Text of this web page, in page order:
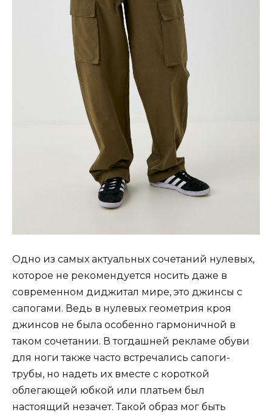
Одно из самых актуальных сочетаний нулевых,
которое не рекомендуется носить даже в
современном диджитал мире, это джинсы с
сапогами. Ведь в нулевых геометрия кроя
джинсов не была особенно гармоничной в
таком сочетании. В тогдашней рекламе обуви
для ноги также часто встречались сапоги-
трубы, но надеть их вместе с короткой
облегающей юбкой или платьем был
настоящий незачет. Такой образ мог быть